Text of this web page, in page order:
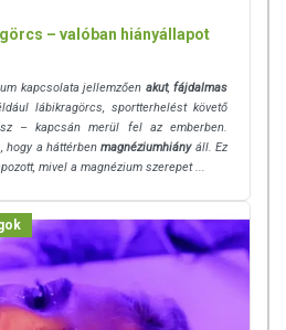
– valóban hiányállapot
kapcsolata jellemzően akut, fájdalmas
lábikragörcs, sportterhelést követő
– kapcsán merül fel az emberben.
hogy a háttérbenmagnéziumhiány áll. Ez
mivel a magnézium szerepet ...